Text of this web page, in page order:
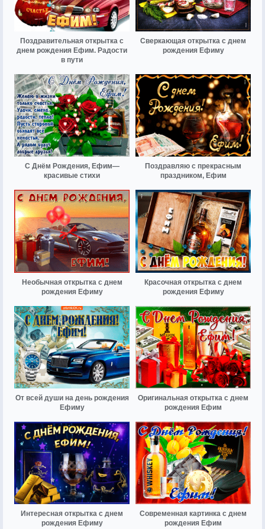
Поздравительная открытка с
днем рождения Ефим. Радости
в пути
Сверкающая открытка с днем
рождения Ефиму
С Днём Рождения, Ефим—
красивые стихи
Поздравляю с прекрасным
праздником, Ефим
Необычная открытка с днем
рождения Ефиму
Красочная открытка с днем
рождения Ефиму
От всей души на день рождения
Ефиму
Оригинальная открытка с днем
рождения Ефим
Интересная открытка с днем
рождения Ефиму
Современная картинка с днем
рождения Ефим